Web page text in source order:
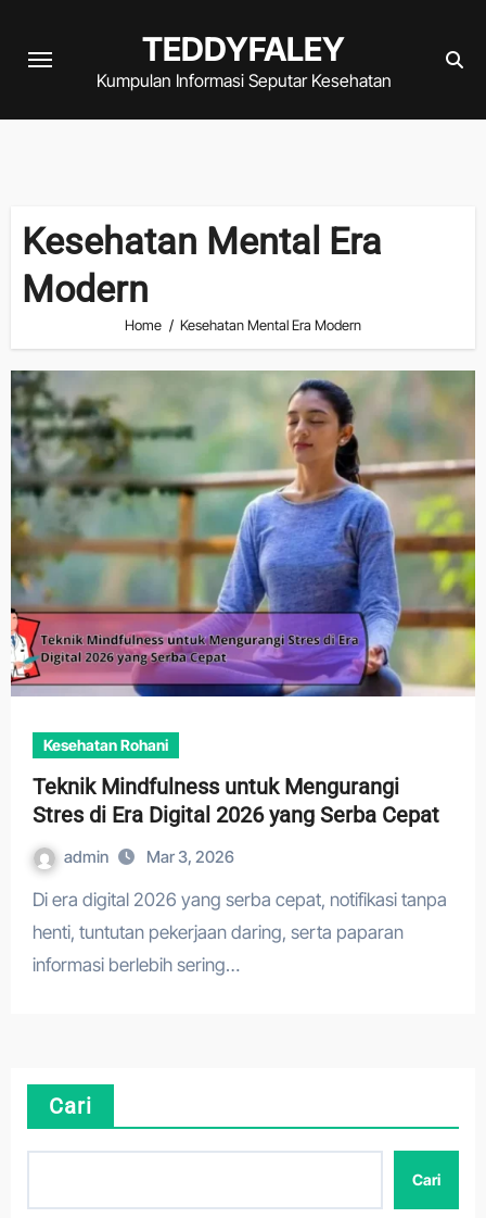
TEDDYFALEY
Kumpulan Informasi Seputar Kesehatan
Kesehatan Mental Era
Modern
Home Kesehatan Mental Era Modern
Kesehatan Rohani
Teknik Mindfulness untuk Mengurangi
Stres di Era Digital 2026 yang Serba Cepat
admin Mar 3, 2026
Di era digital 2026 yang serba cepat, notifikasi tanpa
henti, tuntutan pekerjaan daring, serta paparan
informasi berlebih sering…
Cari
Cari